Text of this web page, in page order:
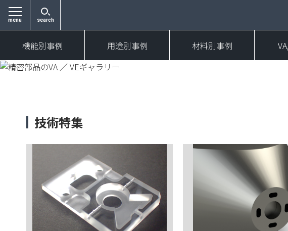
menu search
機能別事例 用途別事例 材料別事例
技術特集